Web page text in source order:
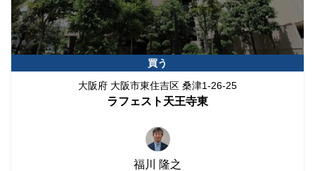
買う
大阪府 大阪市東住吉区 桑津1-26-25
ラフェスト天王寺東
福川 隆之